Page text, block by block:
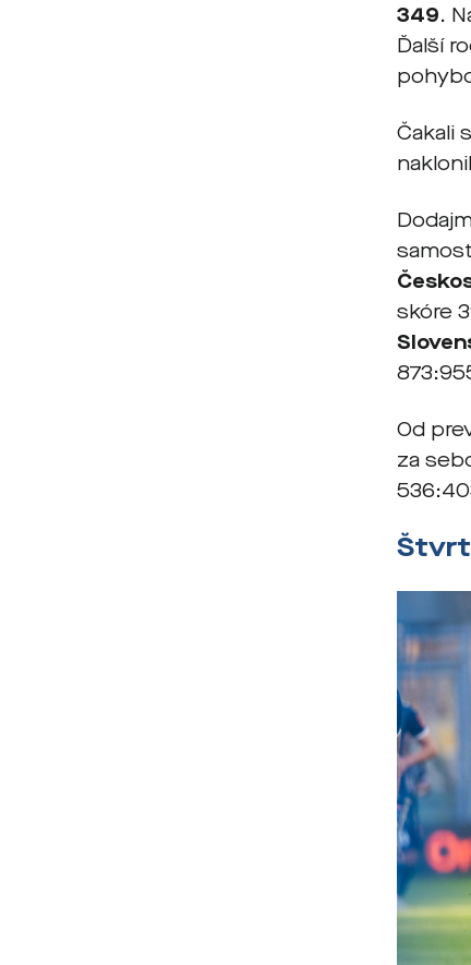
349.
Ďalší
Čakali
skóre
Od
za